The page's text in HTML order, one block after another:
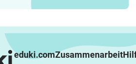
eduki.comZusammenarbeit